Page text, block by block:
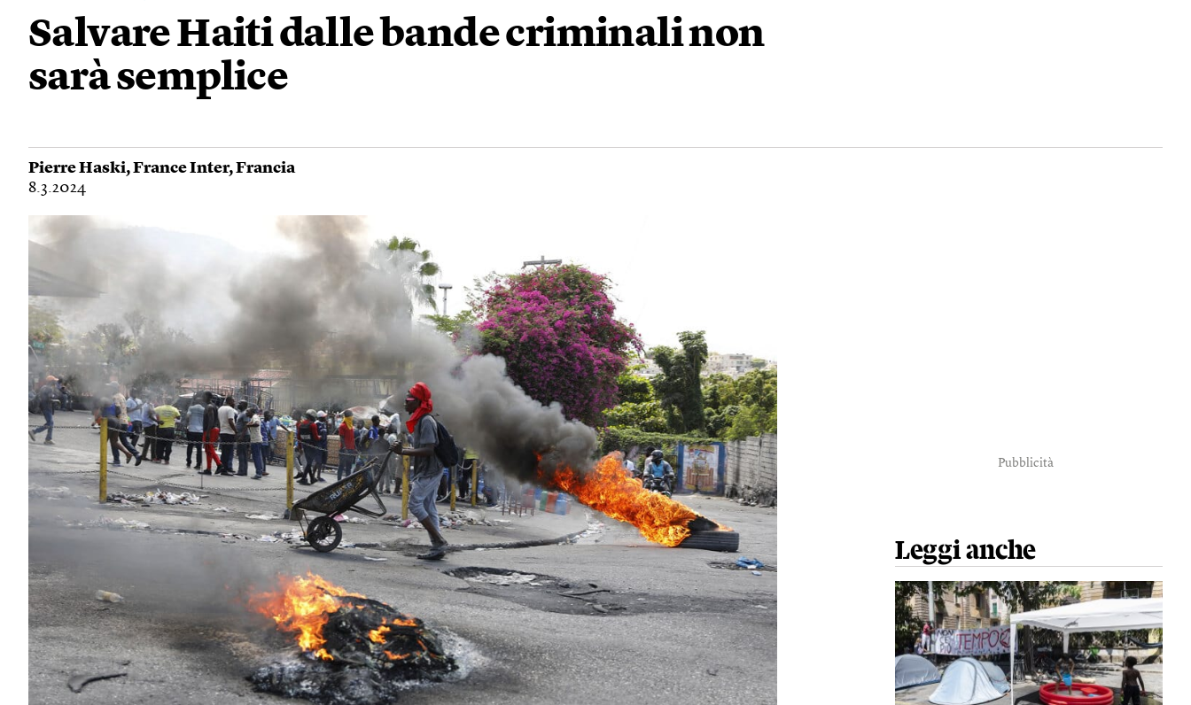
Salvare Haiti dalle bande criminali non
sarà semplice
Pierre Haski,France Inter,Francia
8.3.2024
Pubblicità
Leggi anche